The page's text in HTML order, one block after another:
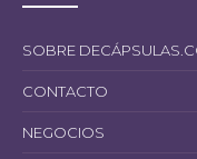
SOBRE
CONTACTO
NEGOCIOS